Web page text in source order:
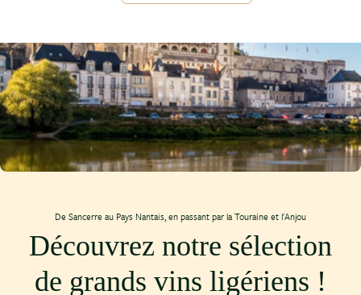
De Sancerre au Pays Nantais, en passant par la Touraine et l'Anjou
Découvrez notre sélection
de grands vins ligériens !